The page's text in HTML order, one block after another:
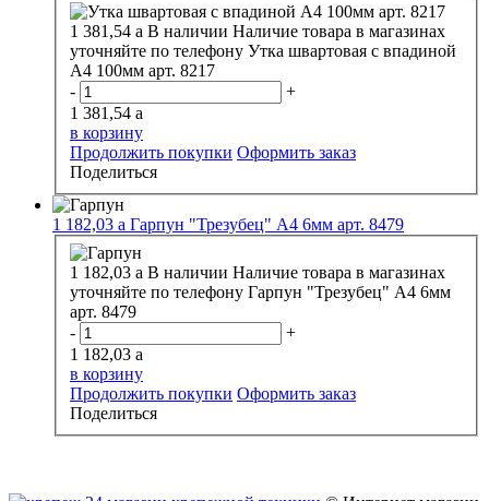
1 381,54 a В наличии Наличие товара в магазинах
уточняйте по телефону Утка швартовая с впадиной
А4 100мм арт. 8217
-
+
1 381,54 a
в корзину
Продолжить покупки Оформить заказ
Поделиться
1 182,03 a Гарпун "Трезубец" А4 6мм арт. 8479
1 182,03 a В наличии Наличие товара в магазинах
уточняйте по телефону Гарпун "Трезубец" А4 6мм
арт. 8479
-
+
1 182,03 a
в корзину
Продолжить покупки Оформить заказ
Поделиться